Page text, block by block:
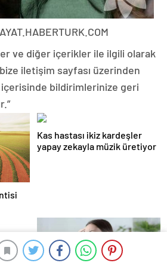
ve diğer içerikler ile ilgili olarak
iletişim sayfası üzerinden
içerisinde bildirimlerinize geri
Kas hastası ikiz kardeşler
yapay zekayla müzik üretiyor